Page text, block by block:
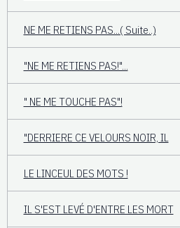
NE ME RETIENS PAS...( Suite..)
"NE ME RETIENS PAS!"...
" NE ME TOUCHE PAS"!
"DERRIERE CE VELOURS NOIR, IL
LE LINCEUL DES MOTS !
IL S'EST LEVÉ D'ENTRE LES MORT